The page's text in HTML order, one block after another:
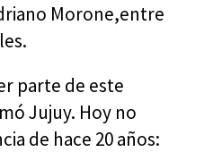
Morone,entre
parte de este
Jujuy. Hoy no
de hace 20 años: